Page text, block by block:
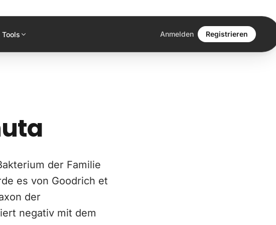
Tools Anmelden Registrieren
der Familie
es von Goodrich et
der
negativ mit dem